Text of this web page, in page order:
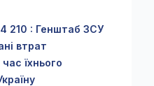
210 : Генштаб ЗСУ
втрат
їхнього